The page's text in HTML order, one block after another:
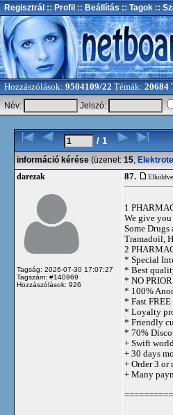
Regisztrál :: Profil :: Beállítás :: Tagok ::
Hozzászólások: 9504109/22 Témák: 20684
Név:
Jelszó:
/ 1
információ kérése (üzenet: 15,
darezak
Tagság: 2026-07-30 17:07:27
Tagszám: #140969
Hozzászólások: 926
87.
1
We give
Some
Tramadoil,
2
* Special
* Best
* NO
* 100%
* Fast
* Loyalty
* Friendly
* 70%
+ Swift
+ 30 days
+ Order 3 or
+ Many